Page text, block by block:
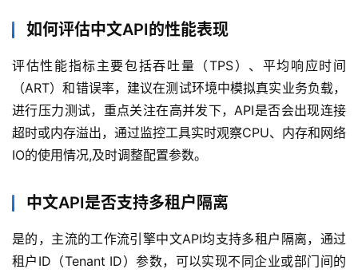
如何评估中文API的性能表现
评估性能指标主要包括吞吐量（TPS）、平均响应时间
（ART）和错误率，建议在测试环境中模拟真实业务负载，
进行压力测试，重点关注在高并发下，API是否会出现连接
超时或内存溢出，通过监控工具实时观察CPU、内存和网络
IO的使用情况,及时调整配置参数。
中文API是否支持多租户隔离
是的，主流的工作流引擎中文API均支持多租户隔离，通过
租户ID（Tenant ID）参数，可以实现不同企业或部门间的